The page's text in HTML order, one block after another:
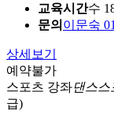
교육시간수
문의 이문숙
상세보기
예약불가
스포츠 강좌댄스스
급)